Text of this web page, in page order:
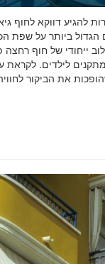
להגיע דווקא לחוף
ביותר על שפת
ייחודי של חוף
את הביקור